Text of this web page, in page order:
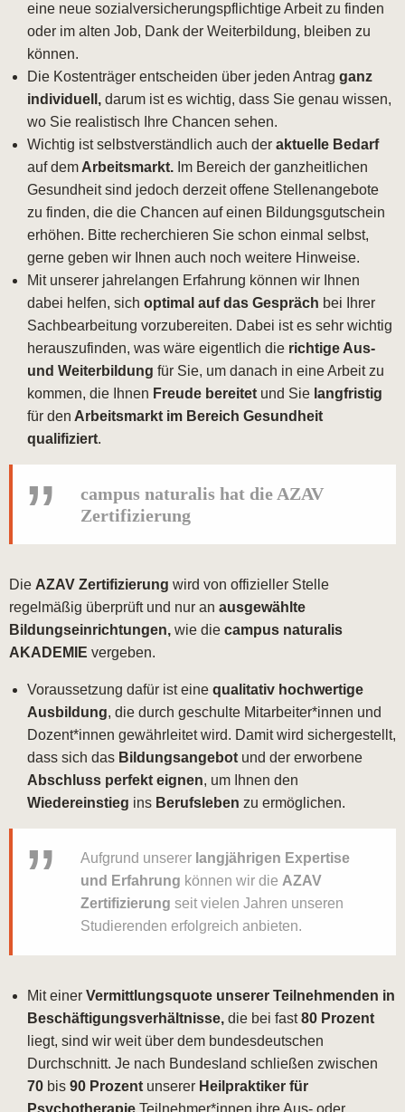
eine neue sozialversicherungspflichtige Arbeit zu finden
oder im alten Job, Dank der Weiterbildung, bleiben zu
können.
Die Kostenträger entscheiden über jeden Antrag ganz
individuell, darum ist es wichtig, dass Sie genau wissen,
wo Sie realistisch Ihre Chancen sehen.
Wichtig ist selbstverständlich auch der aktuelle Bedarf
auf dem Arbeitsmarkt. Im Bereich der ganzheitlichen
Gesundheit sind jedoch derzeit offene Stellenangebote
zu finden, die die Chancen auf einen Bildungsgutschein
erhöhen. Bitte recherchieren Sie schon einmal selbst,
gerne geben wir Ihnen auch noch weitere Hinweise.
Mit unserer jahrelangen Erfahrung können wir Ihnen
dabei helfen, sich optimal auf das Gespräch bei Ihrer
Sachbearbeitung vorzubereiten. Dabei ist es sehr wichtig
herauszufinden, was wäre eigentlich die richtige Aus-
und Weiterbildung für Sie, um danach in eine Arbeit zu
kommen, die Ihnen Freude bereitet und Sie langfristig
für den Arbeitsmarkt im Bereich Gesundheit
qualifiziert.
campus naturalis hat die AZAV
Zertifizierung
Die AZAV Zertifizierung wird von offizieller Stelle
regelmäßig überprüft und nur an ausgewählte
Bildungseinrichtungen, wie die campus naturalis
AKADEMIE vergeben.
Voraussetzung dafür ist eine qualitativ hochwertige
Ausbildung, die durch geschulte Mitarbeiter*innen und
Dozent*innen gewährleitet wird. Damit wird sichergestellt,
dass sich das Bildungsangebot und der erworbene
Abschluss perfekt eignen, um Ihnen den
Wiedereinstieg ins Berufsleben zu ermöglichen.
Aufgrund unserer langjährigen Expertise
und Erfahrung können wir die AZAV
Zertifizierung seit vielen Jahren unseren
Studierenden erfolgreich anbieten.
Mit einer Vermittlungsquote unserer Teilnehmenden in
Beschäftigungsverhältnisse, die bei fast80 Prozent
liegt, sind wir weit über dem bundesdeutschen
Durchschnitt. Je nach Bundesland schließen zwischen
70 bis 90 Prozent unserer Heilpraktiker für
Psychotherapie Teilnehmer*innen ihre Aus- oder